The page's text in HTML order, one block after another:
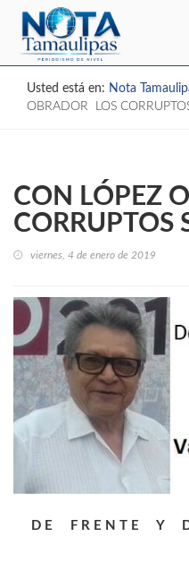
Usted está en: Nota
OBRADOR LOS
CON LÓPEZ
CORRUPTOS
viernes, 4 de enero de 2019
D E F R E N T E Y D
Por: